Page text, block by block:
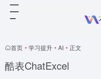
首页 • 学习提升 • AI • 正文
酷表ChatExcel